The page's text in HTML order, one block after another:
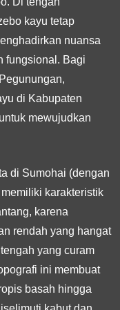
kayu tetap
nuansa
fungsional. Bagi
di Kabupaten
mewujudkan
di Sumohai (dengan
karakteristik
karena
rendah yang hangat
yang curam
ini membuat
basah hingga